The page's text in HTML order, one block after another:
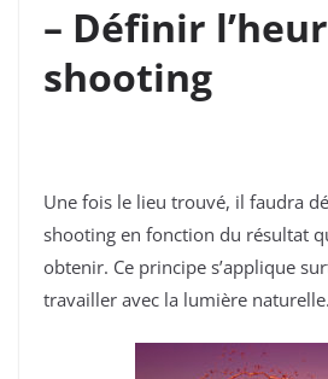
– Définir
shooting
Une fois le lieu trouvé, il faudra
shooting en fonction du résultat
obtenir. Ce principe s’applique
travailler avec la lumière naturelle.